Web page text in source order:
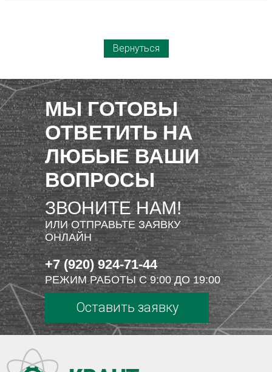
Вернуться
МЫ ГОТОВЫ
ОТВЕТИТЬ НА
ЛЮБЫЕ ВАШИ
ВОПРОСЫ
ЗВОНИТЕ НАМ!
ИЛИ ОТПРАВЬТЕ ЗАЯВКУ
ОНЛАЙН
+7 (920) 924-71-44
РЕЖИМ РАБОТЫ С 9:00 ДО 19:00
Оставить заявку